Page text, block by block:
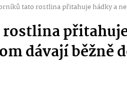
tato rostlina přitahuje hádky a
dávají běžně